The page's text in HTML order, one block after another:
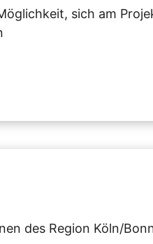
sich am
des Region Köln/